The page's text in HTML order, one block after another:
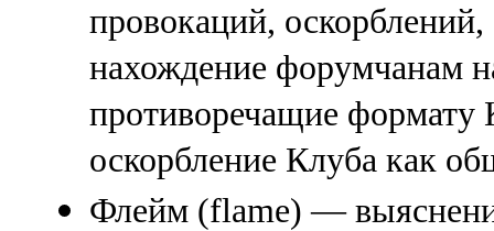
провокаций,
нахождение форумчанам
противоречащие формату
оскорбление Клуба как
Флейм (flame) —